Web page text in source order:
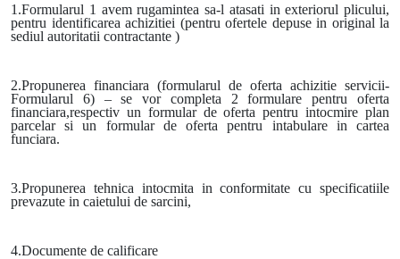
1.Formularul 1 avem rugamintea sa-l atasati in exteriorul plicului,
pentru identificarea achizitiei (pentru ofertele depuse in original la
sediul autoritatii contractante )
2.Propunerea financiara (formularul de oferta achizitie servicii-
Formularul 6) – se vor completa 2 formulare pentru oferta
financiara,respectiv un formular de oferta pentru intocmire plan
parcelar si un formular de oferta pentru intabulare in cartea
funciara.
3.Propunerea tehnica intocmita in conformitate cu specificatiile
prevazute in caietului de sarcini,
4.Documente de calificare